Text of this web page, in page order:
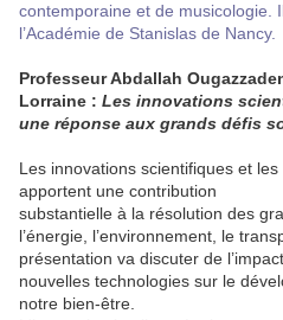
contemporaine et de musicologie.
l’Académie de Stanislas de Nancy.
Professeur Abdallah
Lorraine : Les innovations
une réponse aux grands défis
Les innovations scientifiques et
apportent une contribution
substantielle à la résolution des
l’énergie, l’environnement, le
présentation va discuter de
nouvelles technologies sur le
notre bien-être.